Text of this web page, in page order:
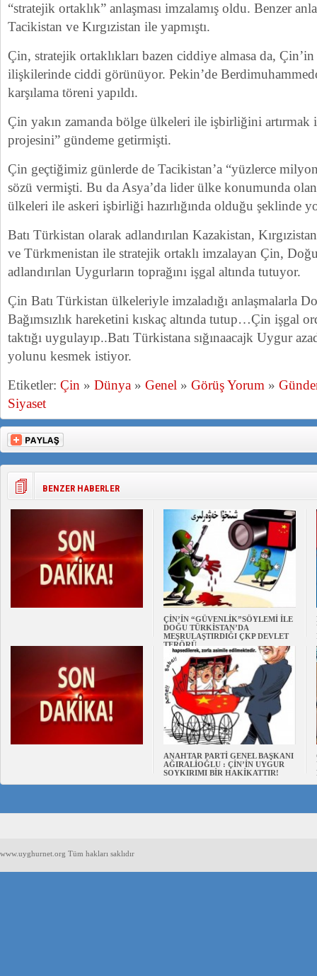
“stratejik ortaklık” anlaşması imzalamış oldu. Benzer
Tacikistan ve Kırgızistan ile yapmıştı.
Çin, stratejik ortaklıkları bazen ciddiye almasa da,
ilişkilerinde ciddi görünüyor. Pekin’de
karşılama töreni yapıldı.
Çin yakın zamanda bölge ülkeleri ile işbirliğini
projesini” gündeme getirmişti.
Çin geçtiğimiz günlerde de Tacikistan’a “yüzlerce
sözü vermişti. Bu da Asya’da lider ülke konumunda
ülkeleri ile askeri işbirliği hazırlığında olduğu şeklinde
Batı Türkistan olarak adlandırılan Kazakistan,
ve Türkmenistan ile stratejik ortaklı imzalayan Çin,
adlandırılan Uygurların toprağını işgal altında tutuyor.
Çin Batı Türkistan ülkeleriyle imzaladığı anlaşmalarla
Bağımsızlık hareketini kıskaç altında tutup…Çin işgal
taktığı uygulayıp..Batı Türkistana sığınaacajk Uygur
yolunu kesmek istiyor.
Etiketler: Çin » Dünya » Genel » Görüş Yorum »
Siyaset
BENZER HABERLER
ÇİN’İN “GÜVENLİK”SÖYLEMİ İLE
DOĞU TÜRKİSTAN’DA
MEŞRULAŞTIRDIĞI ÇKP DEVLET
TERÖRÜ
ANAHTAR PARTİ GENEL BAŞKANI
AĞIRALİOĞLU : ÇİN’İN UYGUR
SOYKIRIMI BİR HAKİKATTIR!
www.uyghurnet.org Tüm hakları saklıdır